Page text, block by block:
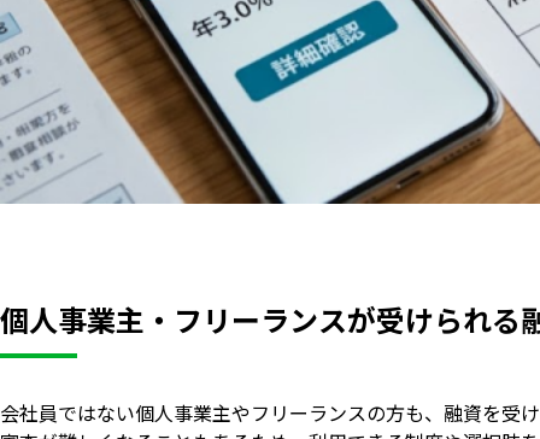
個人事業主・フリーランスが受けられる
会社員ではない個人事業主やフリーランスの方も、融資を受